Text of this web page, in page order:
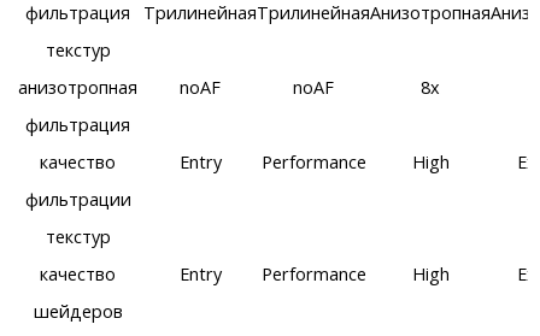
фильтрация
текстур
ТрилинейнаяТрилинейнаяАнизотропная
анизотропная
фильтрация
noAF noAF 8x
качество
фильтрации
текстур
Entry Performance High
качество
шейдеров
Entry Performance High